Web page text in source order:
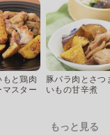
もと鶏肉
スター
豚バラ肉とさつ
いもの甘辛煮
もっと見る